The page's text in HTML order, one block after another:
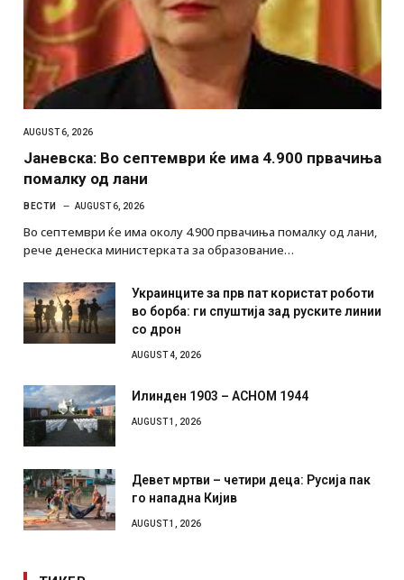
AUGUST 6, 2026
Јаневска: Во септември ќе има 4.900 првачиња
помалку од лани
ВЕСТИ AUGUST 6, 2026
Во септември ќе има околу 4.900 првачиња помалку од лани,
рече денеска министерката за образование…
Украинците за прв пат користат роботи
во борба: ги спуштија зад руските линии
со дрон
AUGUST 4, 2026
Илинден 1903 – АСНОМ 1944
AUGUST 1, 2026
Девет мртви – четири деца: Русија пак
го нападна Кијив
AUGUST 1, 2026